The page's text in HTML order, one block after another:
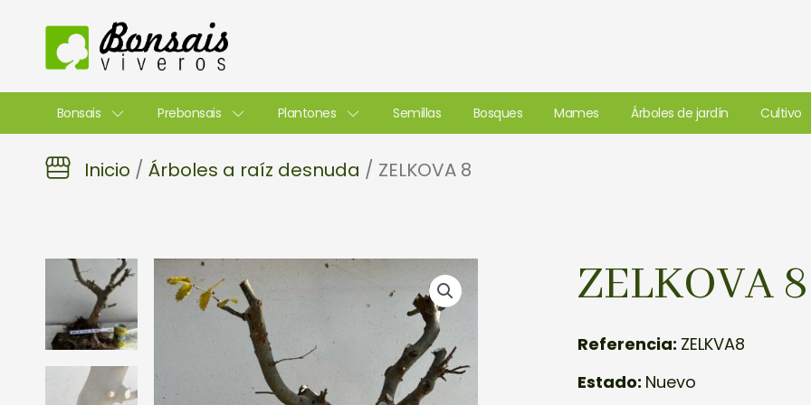
contenido
Bonsais Prebonsais Plantones Semillas Bosques Mames Árboles de jardín Cultivo
Inicio / Árboles a raíz desnuda / ZELKOVA 8
ZELKOVA 8
Referencia: ZELKVA8
Estado: Nuevo